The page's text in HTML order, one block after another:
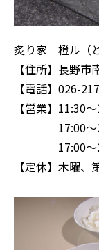
炙り家 橙ル（と
【住所】長野
【電話】026-
【営業】11:30
17:00〜
17:00～
【定休】木曜、